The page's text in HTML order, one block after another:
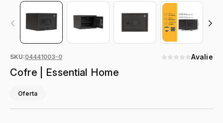
SKU:04441003-0 Avalie
Cofre | Essential Home
Oferta